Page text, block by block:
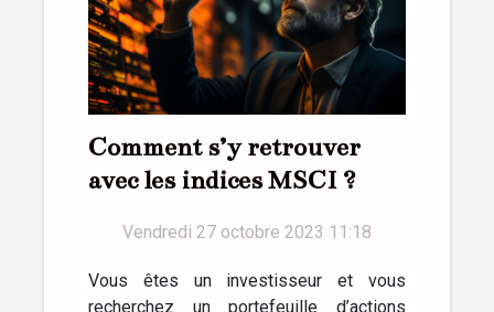
Comment s’y retrouver
avec les indices MSCI ?
Vendredi 27 octobre 2023 11:18
Vous êtes un investisseur et vous
recherchez un portefeuille d’actions